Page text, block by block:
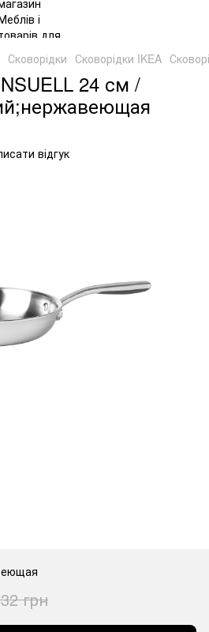
Сковорідки Сковорідки IKEA
24 см /
відгук
грн